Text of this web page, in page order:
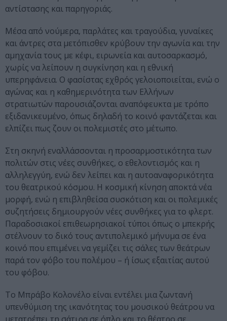
αντίστασης και παρηγοριάς.
Μέσα από νούμερα, παρλάτες και τραγούδια, γυναίκες
και άντρες στα μετόπισθεν κρύβουν την αγωνία και την
αμηχανία τους με κέφι, ειρωνεία και αυτοσαρκασμό,
χωρίς να λείπουν η συγκίνηση και η εθνική
υπερηφάνεια. Ο φασίστας εχθρός γελοιοποιείται, ενώ ο
αγώνας και η καθημερινότητα των Ελλήνων
στρατιωτών παρουσιάζονται αναπόφευκτα με τρόπο
εξιδανικευμένο, όπως δηλαδή το κοινό φαντάζεται και
ελπίζει πως ζουν οι πολεμιστές στο μέτωπο.
Στη σκηνή εναλλάσσονται η προσαρμοστικότητα των
πολιτών στις νέες συνθήκες, ο εθελοντισμός και η
αλληλεγγύη, ενώ δεν λείπει και η αυτοαναφορικότητα
του θεατρικού κόσμου. Η κοσμική κίνηση αποκτά νέα
μορφή, ενώ η επιβληθείσα συσκότιση και οι πολεμικές
συζητήσεις δημιουργούν νέες συνθήκες για το φλερτ.
Παραδοσιακοί επιθεωρησιακοί τύποι όπως ο μπεκρής
στέλνουν το δικό τους αντιπολεμικό μήνυμα σε ένα
κοινό που επιμένει να γεμίζει τις σάλες των θεάτρων
παρά τον φόβο του πολέμου – ή ίσως εξαιτίας αυτού
του φόβου.
Το Μπράβο Κολονέλο είναι εντέλει μια ζωντανή
υπενθύμιση της ικανότητας του μουσικού θεάτρου να